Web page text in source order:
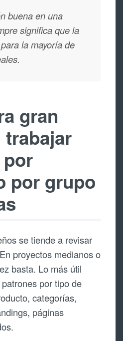
buena en una
significa que la
la mayoría de
gran
por grupo
se tiende a revisar
proyectos medianos o
basta. Lo más útil
por tipo de
categorías,
páginas